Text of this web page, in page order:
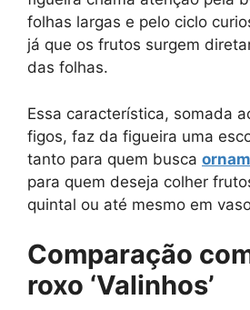
folhas largas e pelo ciclo
já que os frutos surgem
das folhas.
Essa característica, somada
figos, faz da figueira uma
tanto para quem busca
para quem deseja colher
quintal ou até mesmo em
Comparação
roxo ‘Valinhos’